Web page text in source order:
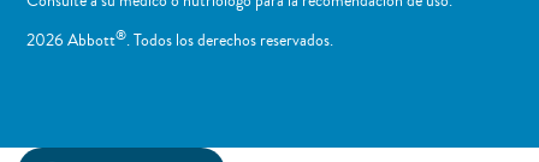
2026 Abbott®. Todos los derechos reservados.